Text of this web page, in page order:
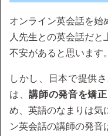
オンライン英会話を始
人先生との英会話だ
不安があると思います。
しかし、日本で提供
は、講師の発音を矯
め、英語のなまりは気
ン英会話の講師の発音